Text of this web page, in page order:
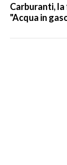
Carburanti,
"Acqua in